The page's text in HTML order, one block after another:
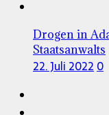
Drogen in
Staatsanwalts
22. Juli 2022 0